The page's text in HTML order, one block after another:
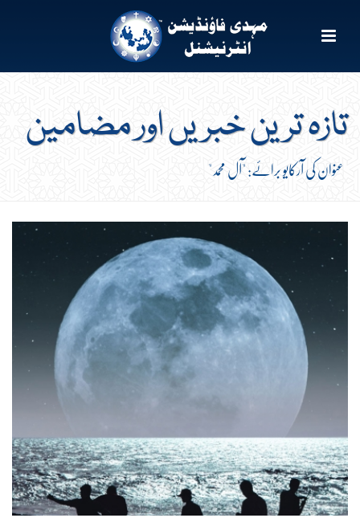
تازہ ترین خبریں اور مضامین
عنوان کی آرکایو برائے: "آل محمد"